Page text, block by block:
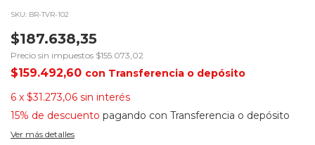
SKU: BR-TVR-102
$187.638,35
Precio sin impuestos $155.073,02
$159.492,60 con Transferencia o depósito
6 x $31.273,06 sin interés
15% de descuento pagando con Transferencia o depósito
Ver más detalles